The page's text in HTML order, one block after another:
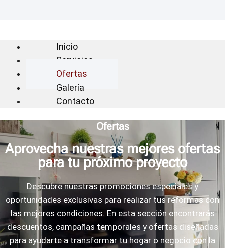
Inicio
Servicios
Ofertas
Galería
Contacto
Ofertas
Aprovecha nuestras mejores ofertas
para tu próximo proyecto
Descubre nuestras promociones especiales y
oportunidades exclusivas para realizar tus reformas con
las mejores condiciones. En esta sección encontrarás
descuentos, campañas temporales y ofertas diseñadas
para ayudarte a transformar tu hogar o negocio con la